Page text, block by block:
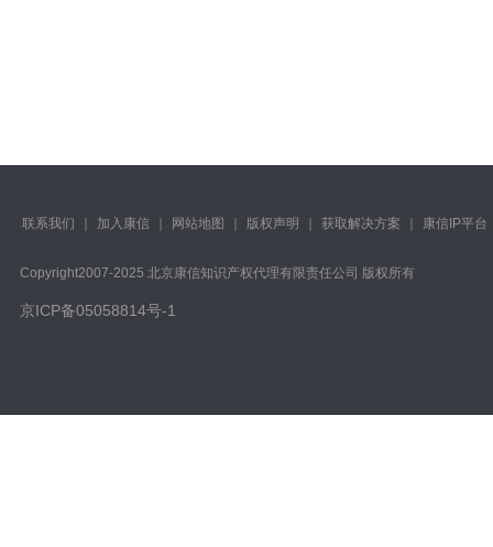
联系我们 加入康信 网站地图 版权声明 获取解决方案 康信IP平台
Copyright️2007-2025 北京康信知识产权代理有限责任公司 版权所有
京ICP备05058814号-1